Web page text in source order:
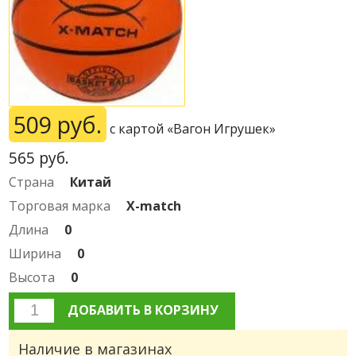
509 руб. с картой «Вагон Игрушек»
565 руб.
Страна
Китай
Торговая марка
X-match
Длина
0
Ширина
0
Высота
0
ДОБАВИТЬ В КОРЗИНУ
Наличие в магазинах